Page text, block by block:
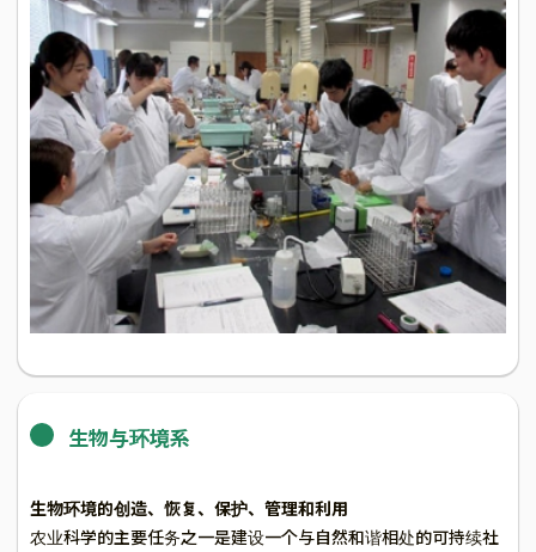
生物与环境系
生物环境的创造、恢复、保护、管理和利用
农业科学的主要任务之一是建设一个与自然和谐相处的可持续社